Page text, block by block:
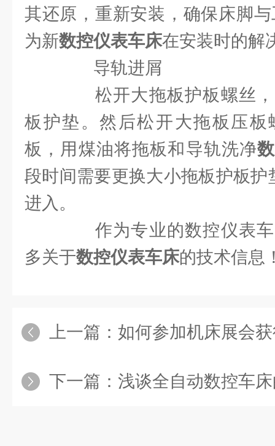
其还原，重新安装，确保床脚
为新数控仪表车床在安装时的解
导轨进屑
松开大拖板护板螺丝，
板护垫。然后松开大拖板压板
板，用煤油将拖板和导轨洗净
段时间需要更换大小拖板护板
进入。
作为专业的数控仪表车
多关于数控仪表车床的技术信息
上一篇： 如何参加机床展会
下一篇： 浅谈全自动数控车